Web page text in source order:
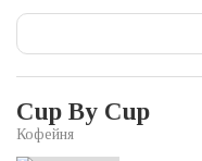
Cup By Cup
Кофейня